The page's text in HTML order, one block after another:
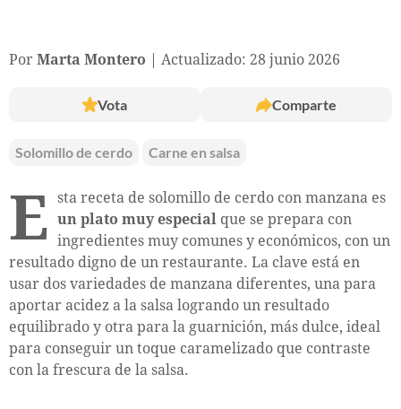
Por Marta Montero Actualizado: 28 junio 2026
Vota Comparte
Solomillo de cerdo Carne en salsa
E sta receta de solomillo de cerdo con manzana es
un plato muy especial que se prepara con
ingredientes muy comunes y económicos, con un
resultado digno de un restaurante. La clave está en
usar dos variedades de manzana diferentes, una para
aportar acidez a la salsa logrando un resultado
equilibrado y otra para la guarnición, más dulce, ideal
para conseguir un toque caramelizado que contraste
con la frescura de la salsa.